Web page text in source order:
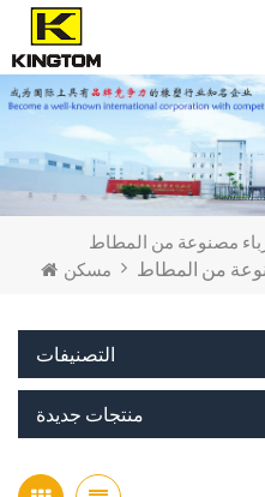
مسكن
التصنيفات
منتجات جديدة